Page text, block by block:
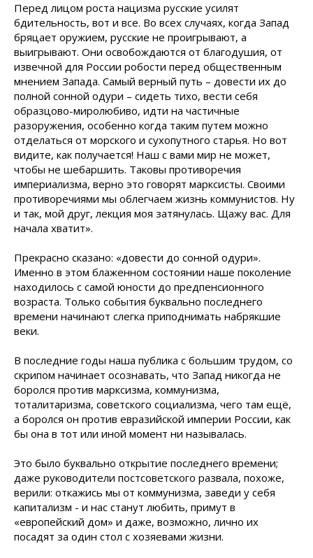
Перед лицом роста нацизма русские усилят
бдительность, вот и все. Во всех случаях, когда Запад
бряцает оружием, русские не проигрывают, а
выигрывают. Они освобождаются от благодушия, от
извечной для России робости перед общественным
мнением Запада. Самый верный путь – довести их до
полной сонной одури – сидеть тихо, вести себя
образцово-миролюбиво, идти на частичные
разоружения, особенно когда таким путем можно
отделаться от морского и сухопутного старья. Но вот
видите, как получается! Наш с вами мир не может,
чтобы не шебаршить. Таковы противоречия
империализма, верно это говорят марксисты. Своими
противоречиями мы облегчаем жизнь коммунистов. Ну
и так, мой друг, лекция моя затянулась. Щажу вас. Для
начала хватит».
Прекрасно сказано: «довести до сонной одури».
Именно в этом блаженном состоянии наше поколение
находилось с самой юности до предпенсионного
возраста. Только события буквально последнего
времени начинают слегка приподнимать набрякшие
веки.
В последние годы наша публика с большим трудом, со
скрипом начинает осознавать, что Запад никогда не
боролся против марксизма, коммунизма,
тоталитаризма, советского социализма, чего там ещё,
а боролся он против евразийской империи России, как
бы она в тот или иной момент ни называлась.
Это было буквально открытие последнего времени;
даже руководители постсоветского развала, похоже,
верили: откажись мы от коммунизма, заведи у себя
капитализм - и нас станут любить, примут в
«европейский дом» и даже, возможно, лично их
посадят за один стол с хозяевами жизни.